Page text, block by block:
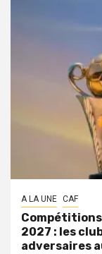
A LA UNE CAF
2027 : les
adversaires